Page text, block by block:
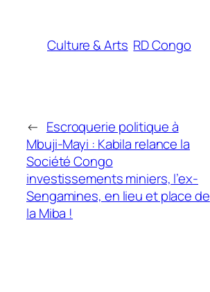
Culture & Arts RD Congo
← Escroquerie politique à
Mbuji-Mayi : Kabila relance la
Société Congo
investissements miniers, l’ex-
Sengamines, en lieu et place de
la Miba !